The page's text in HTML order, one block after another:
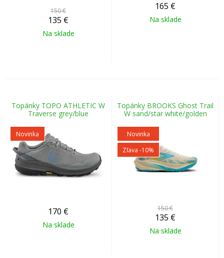
150 €
135 €
Na sklade
165 €
Na sklade
Topánky TOPO ATHLETIC W
Traverse grey/blue
Novinka
170 €
Na sklade
Topánky BROOKS Ghost Trail
W sand/star white/golden
Novinka
Zľava -10%
150 €
135 €
Na sklade